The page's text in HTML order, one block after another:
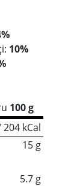
10%
100 g
kCal
15 g
5.7 g